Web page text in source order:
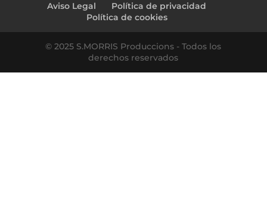
Aviso Legal
Política de privacidad
Política de cookies
© 2025 S.MORRIS Produccions - Todos los
derechos reservados